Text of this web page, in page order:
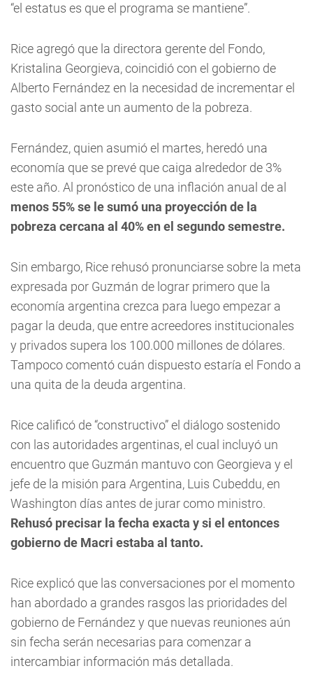
“el estatus es que el programa se mantiene”.
Rice agregó que la directora gerente del Fondo,
Kristalina Georgieva, coincidió con el gobierno de
Alberto Fernández en la necesidad de incrementar el
gasto social ante un aumento de la pobreza.
Fernández, quien asumió el martes, heredó una
economía que se prevé que caiga alrededor de 3%
este año. Al pronóstico de una inflación anual de al
menos 55% se le sumó una proyección de la
pobreza cercana al 40% en el segundo semestre.
Sin embargo, Rice rehusó pronunciarse sobre la meta
expresada por Guzmán de lograr primero que la
economía argentina crezca para luego empezar a
pagar la deuda, que entre acreedores institucionales
y privados supera los 100.000 millones de dólares.
Tampoco comentó cuán dispuesto estaría el Fondo a
una quita de la deuda argentina.
Rice calificó de “constructivo” el diálogo sostenido
con las autoridades argentinas, el cual incluyó un
encuentro que Guzmán mantuvo con Georgieva y el
jefe de la misión para Argentina, Luis Cubeddu, en
Washington días antes de jurar como ministro.
Rehusó precisar la fecha exacta y si el entonces
gobierno de Macri estaba al tanto.
Rice explicó que las conversaciones por el momento
han abordado a grandes rasgos las prioridades del
gobierno de Fernández y que nuevas reuniones aún
sin fecha serán necesarias para comenzar a
intercambiar información más detallada.